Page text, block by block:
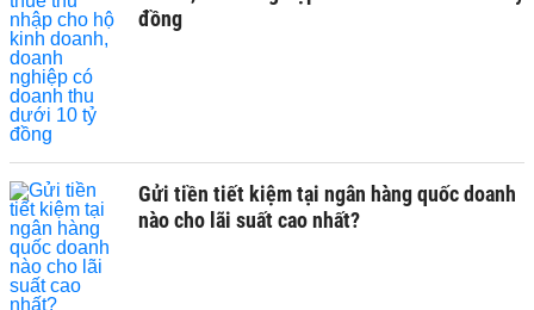
đồng
Gửi tiền tiết kiệm tại ngân hàng quốc doanh
nào cho lãi suất cao nhất?